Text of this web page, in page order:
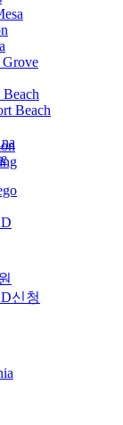
Grove
Beach
신청